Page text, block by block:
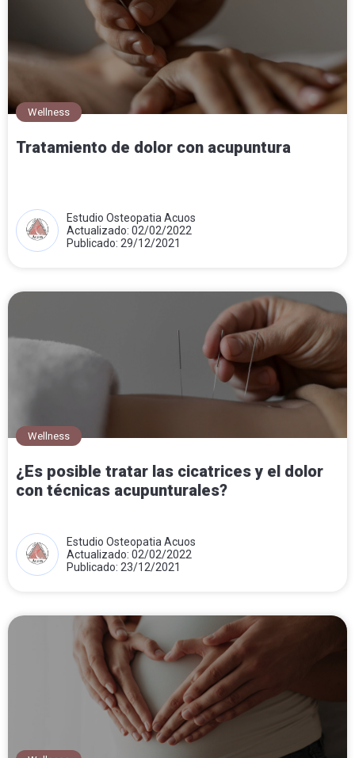
Wellness
Tratamiento de dolor con acupuntura
Estudio Osteopatia Acuos
Actualizado: 02/02/2022
Publicado: 29/12/2021
Wellness
¿Es posible tratar las cicatrices y el dolor
con técnicas acupunturales?
Estudio Osteopatia Acuos
Actualizado: 02/02/2022
Publicado: 23/12/2021